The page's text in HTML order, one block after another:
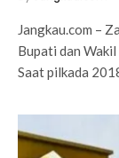
Jangkau.com –
Bupati dan
Saat pilkada